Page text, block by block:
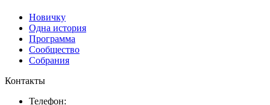
Новичку
Одна история
Программа
Сообщество
Собрания
Контакты
Телефон: